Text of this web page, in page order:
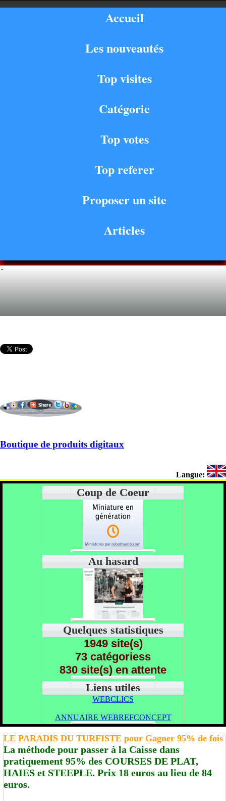
Accueil
Les nouveautés
Top visites
Catégorie
Top votes
Top referer
Proposer un site
Articles
Boutique de produits digitaux
Langue:
Coup de Coeur
Au hasard
Quelques statistiques
1949 site(s)
73 catégoriess
830 site(s) en attente
Liens utiles
WEBCLICS
ANNUAIRE WEBREFCONCEPT
LE PARADIS DU TURFISTE pour Gagner 95% de fois
La méthode pour passer à la Caisse dans
pratiquement 95% des COURSES DE PLAT,
HAIES et STEEPLE. Prix 18 euros au lieu de 84
euros.